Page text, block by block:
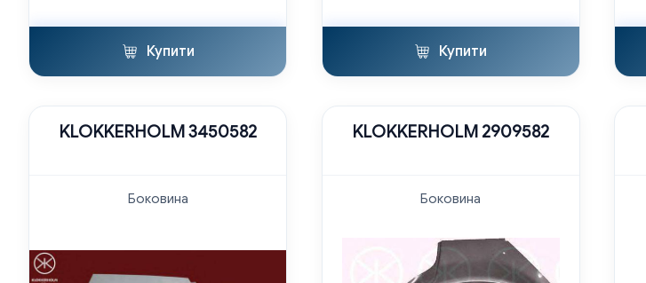
Купити Купити
KLOKKERHOLM 3450582
Боковина
KLOKKERHOLM 2909582
Боковина